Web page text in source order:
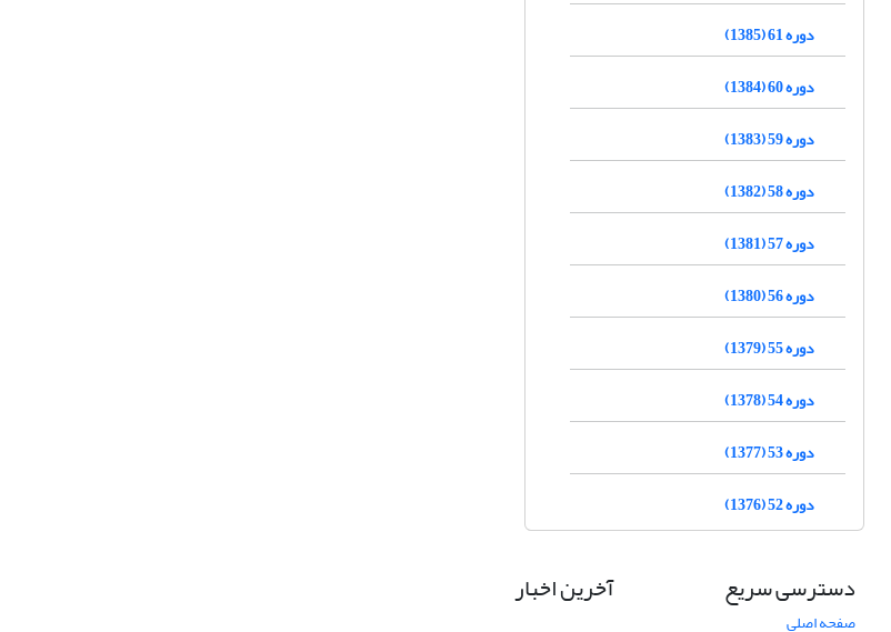
دوره 61 (1385)
دوره 60 (1384)
دوره 59 (1383)
دوره 58 (1382)
دوره 57 (1381)
دوره 56 (1380)
دوره 55 (1379)
دوره 54 (1378)
دوره 53 (1377)
دوره 52 (1376)
دسترسی سریع
صفحه اصلی
آخرین اخبار